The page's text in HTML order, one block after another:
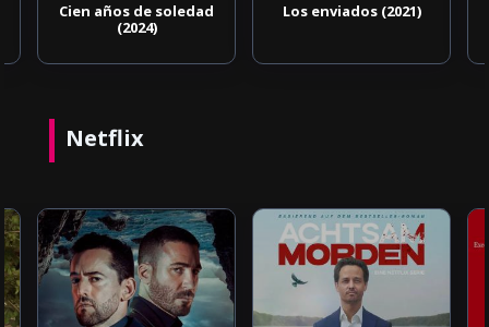
Cien años de soledad
(2024)
Los enviados (2021)
Netflix